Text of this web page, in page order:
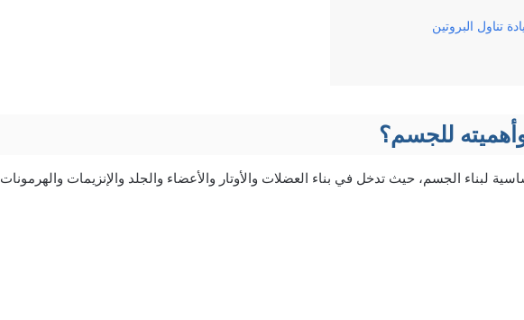
تناول البروتين
للجسم؟
لبناء الجسم، حيث تدخل في بناء العضلات والأوتار والأعضاء والجلد والإنزيمات والهرمونات